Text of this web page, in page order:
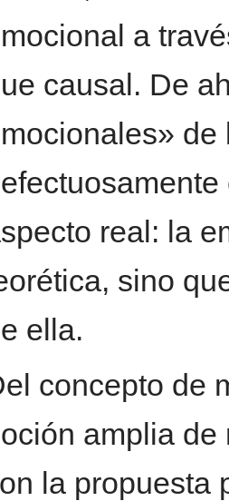
a
causal. De
de
real: la
sino
ella.
concepto de
amplia
la propuesta